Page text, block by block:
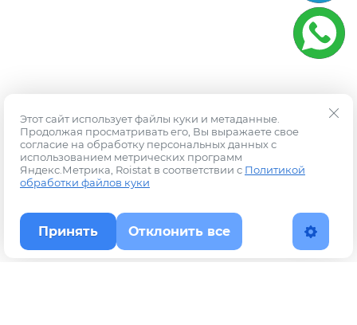
Этот сайт использует файлы куки и метаданные.
Продолжая просматривать его, Вы выражаете свое
согласие на обработку персональных данных с
использованием метрических программ
Яндекс.Метрика, Roistat в соответствии с Политикой
обработки файлов куки
Принять Отклонить все